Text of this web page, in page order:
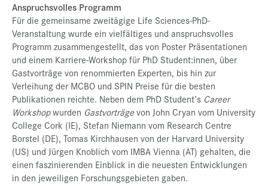
Anspruchsvolles Programm
Für die gemeinsame zweitägige Life Sciences-PhD-
Veranstaltung wurde ein vielfältiges und anspruchsvolles
Programm zusammengestellt, das von Poster Präsentationen
und einem Karriere-Workshop für PhD Student:innen, über
Gastvorträge von renommierten Experten, bis hin zur
Verleihung der MCBO und SPIN Preise für die besten
Publikationen reichte. Neben dem PhD Student’s Career
Workshopwurden Gastvorträgevon John Cryan vom University
College Cork (IE), Stefan Niemann vom Research Centre
Borstel (DE), Tomas Kirchhausen von der Harvard University
(US) und Jürgen Knoblich vom IMBA Vienna (AT) gehalten, die
einen faszinierenden Einblick in die neuesten Entwicklungen
in den jeweiligen Forschungsgebieten gaben.